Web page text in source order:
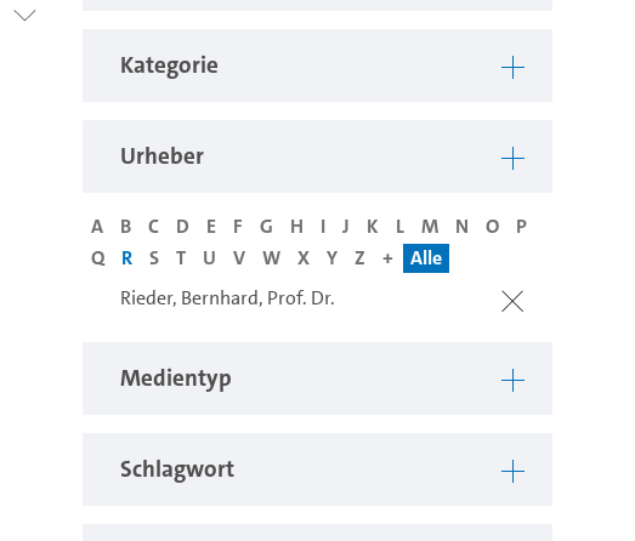
Kategorie
Urheber
A B C D E F G H I J K L M N O
P
Q
R S T U V W X Y Z +
Alle
Rieder, Bernhard, Prof. Dr.
Medientyp
Schlagwort